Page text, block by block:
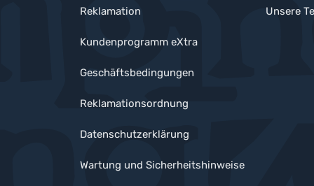
Reklamation
Kundenprogramm eXtra
Geschäftsbedingungen
Reklamationsordnung
Datenschutzerklärung
Wartung und Sicherheitshinweise
Unsere